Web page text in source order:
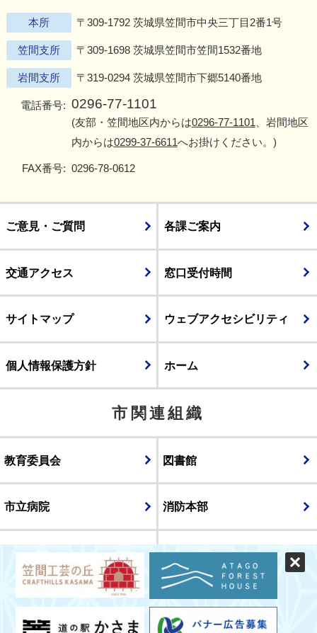
本所 〒309-1792 茨城県笠間市中央三丁目2番1号
笠間支所 〒309-1698 茨城県笠間市笠間1532番地
岩間支所 〒319-0294 茨城県笠間市下郷5140番地
電話番号: 0296-77-1101
(友部・笠間地区内からは0296-77-1101、岩間地区
内からは0299-37-6611へお掛けください。)
FAX番号: 0296-78-0612
ご意見・ご質問 各課ご案内
交通アクセス 窓口受付時間
サイトマップ ウェブアクセシビリティ
個人情報保護方針 ホーム
市関連組織
教育委員会 図書館
市立病院 消防本部
議会
表示 スマートフォン版 パソコン版